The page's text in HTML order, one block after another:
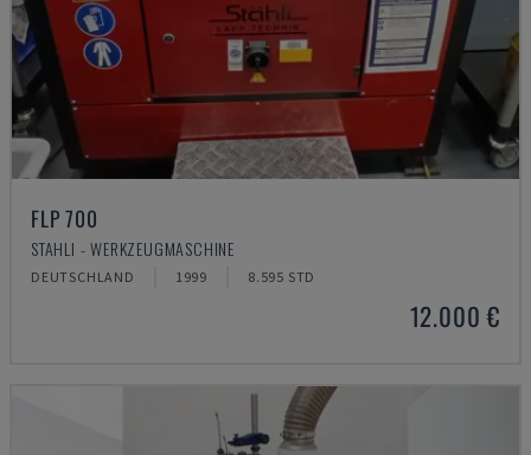
FLP 700
STAHLI - WERKZEUGMASCHINE
DEUTSCHLAND 1999 8.595 STD
12.000 €